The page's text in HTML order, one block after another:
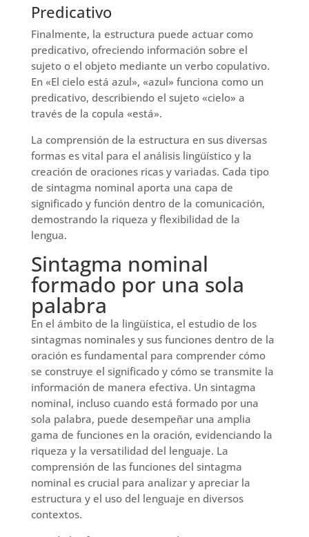
Predicativo
Finalmente, la estructura puede actuar como
predicativo, ofreciendo información sobre el
sujeto o el objeto mediante un verbo copulativo.
En «El cielo está azul», «azul» funciona como un
predicativo, describiendo el sujeto «cielo» a
través de la copula «está».
La comprensión de la estructura en sus diversas
formas es vital para el análisis lingüístico y la
creación de oraciones ricas y variadas. Cada tipo
de sintagma nominal aporta una capa de
significado y función dentro de la comunicación,
demostrando la riqueza y flexibilidad de la
lengua.
Sintagma nominal
formado por una sola
palabra
En el ámbito de la lingüística, el estudio de los
sintagmas nominales y sus funciones dentro de la
oración es fundamental para comprender cómo
se construye el significado y cómo se transmite la
información de manera efectiva. Un sintagma
nominal, incluso cuando está formado por una
sola palabra, puede desempeñar una amplia
gama de funciones en la oración, evidenciando la
riqueza y la versatilidad del lenguaje. La
comprensión de las funciones del sintagma
nominal es crucial para analizar y apreciar la
estructura y el uso del lenguaje en diversos
contextos.